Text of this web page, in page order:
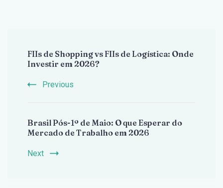
Navigation
FIIs de Shopping vs FIIs de Logística: Onde
Investir em 2026?
Previous
Brasil Pós-1º de Maio: O que Esperar do
Mercado de Trabalho em 2026
Next